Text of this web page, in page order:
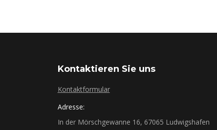
Kontaktieren Sie uns
Kontaktformular
Adresse:
In der Mörschgewanne 16, 67065 Ludwigshafen